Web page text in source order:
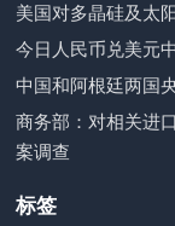
美国对多晶硅及太
今日人民币兑美元
中国和阿根廷两国
商务部：对相关进
案调查
标签